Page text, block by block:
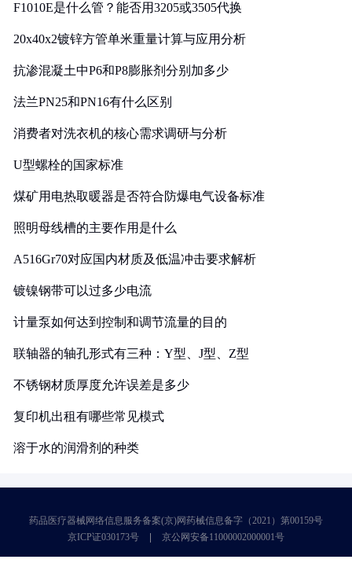
F1010E是什么管？能否用3205或3505代换
20x40x2镀锌方管单米重量计算与应用分析
抗渗混凝土中P6和P8膨胀剂分别加多少
法兰PN25和PN16有什么区别
消费者对洗衣机的核心需求调研与分析
U型螺栓的国家标准
煤矿用电热取暖器是否符合防爆电气设备标准
照明母线槽的主要作用是什么
A516Gr70对应国内材质及低温冲击要求解析
镀镍钢带可以过多少电流
计量泵如何达到控制和调节流量的目的
联轴器的轴孔形式有三种：Y型、J型、Z型
不锈钢材质厚度允许误差是多少
复印机出租有哪些常见模式
溶于水的润滑剂的种类
药品医疗器械网络信息服务备案(京)网药械信息备字（2021）第00159号
京ICP证030173号
京公网安备11000002000001号